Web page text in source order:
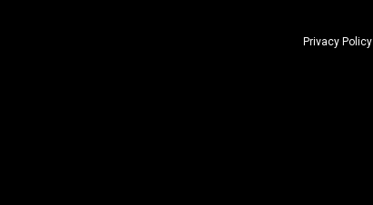
Privacy Policy